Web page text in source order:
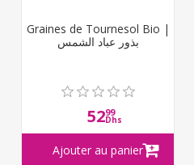
Graines de Tournesol Bio |
بذور عباد الشمس
5299
Dhs